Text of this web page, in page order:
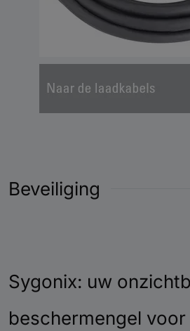
Beschermingsgraad
Beveiliging
Sygonix: uw
beschermengel voor